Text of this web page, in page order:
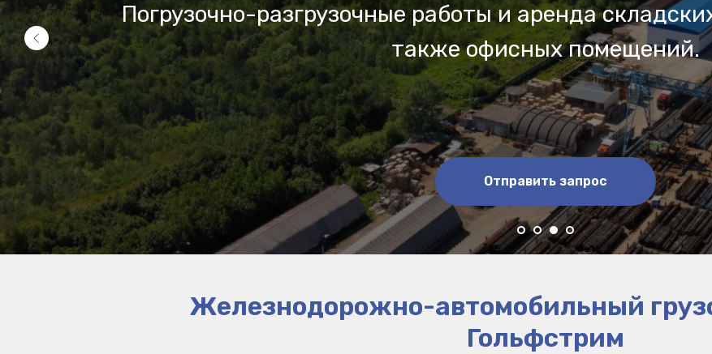
Погрузочно-разгрузочные работы и аренда
также офисных помещений.
Отправить запрос
Железнодорожно-автомобильный
Гольфстрим